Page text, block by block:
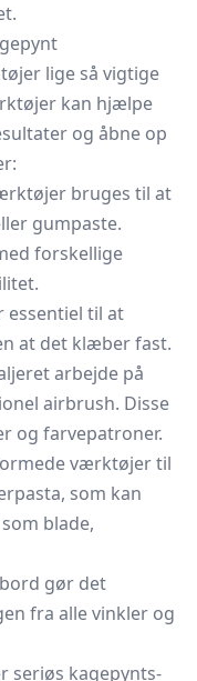
lige så vigtige
kan hjælpe
og åbne op
bruges til at
gumpaste.
forskellige
essentiel til at
at det klæber fast.
arbejde på
airbrush. Disse
og farvepatroner.
værktøjer til
som kan
blade,
gør det
fra alle vinkler og
seriøs kagepynts-